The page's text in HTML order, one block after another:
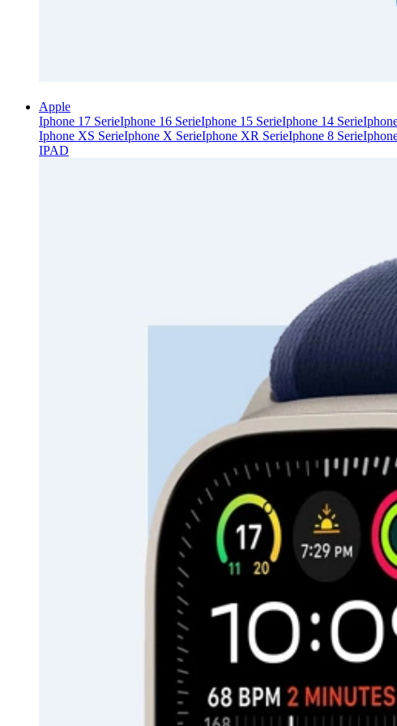
Apple
Iphone 17 SerieIphone 16 SerieIphone 15 SerieIphone 14 Serie
Iphone XS SerieIphone X SerieIphone XR SerieIphone 8 Serie
IPAD